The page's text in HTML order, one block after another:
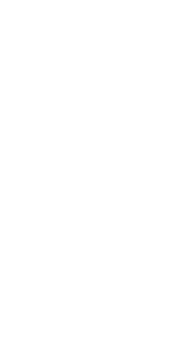
thực tế. Khi nhiệt